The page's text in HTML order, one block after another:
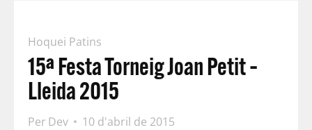
Hoquei Patins
15ª Festa Torneig Joan Petit –
Lleida 2015
Per Dev 10 d'abril de 2015